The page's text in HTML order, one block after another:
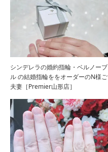
シンデレラの婚約指輪・ベルノーブ
ル の結婚指輪ををオーダーのN様ご
夫妻［Premier山形店］